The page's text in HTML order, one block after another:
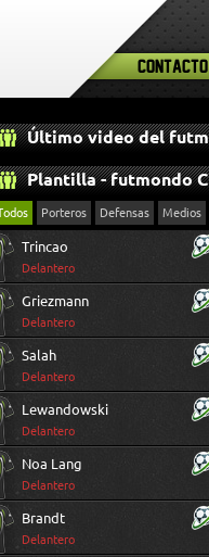
Contacto
Porteros Defensas Medios
Trincao
Delantero
Griezmann
Delantero
Salah
Delantero
Lewandowski
Delantero
Noa Lang
Delantero
Brandt
Delantero